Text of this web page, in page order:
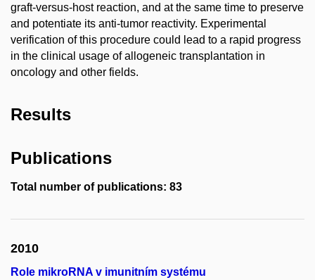
graft-versus-host reaction, and at the same time to preserve
and potentiate its anti-tumor reactivity. Experimental
verification of this procedure could lead to a rapid progress
in the clinical usage of allogeneic transplantation in
oncology and other fields.
Results
Publications
Total number of publications: 83
2010
Role mikroRNA v imunitním systému